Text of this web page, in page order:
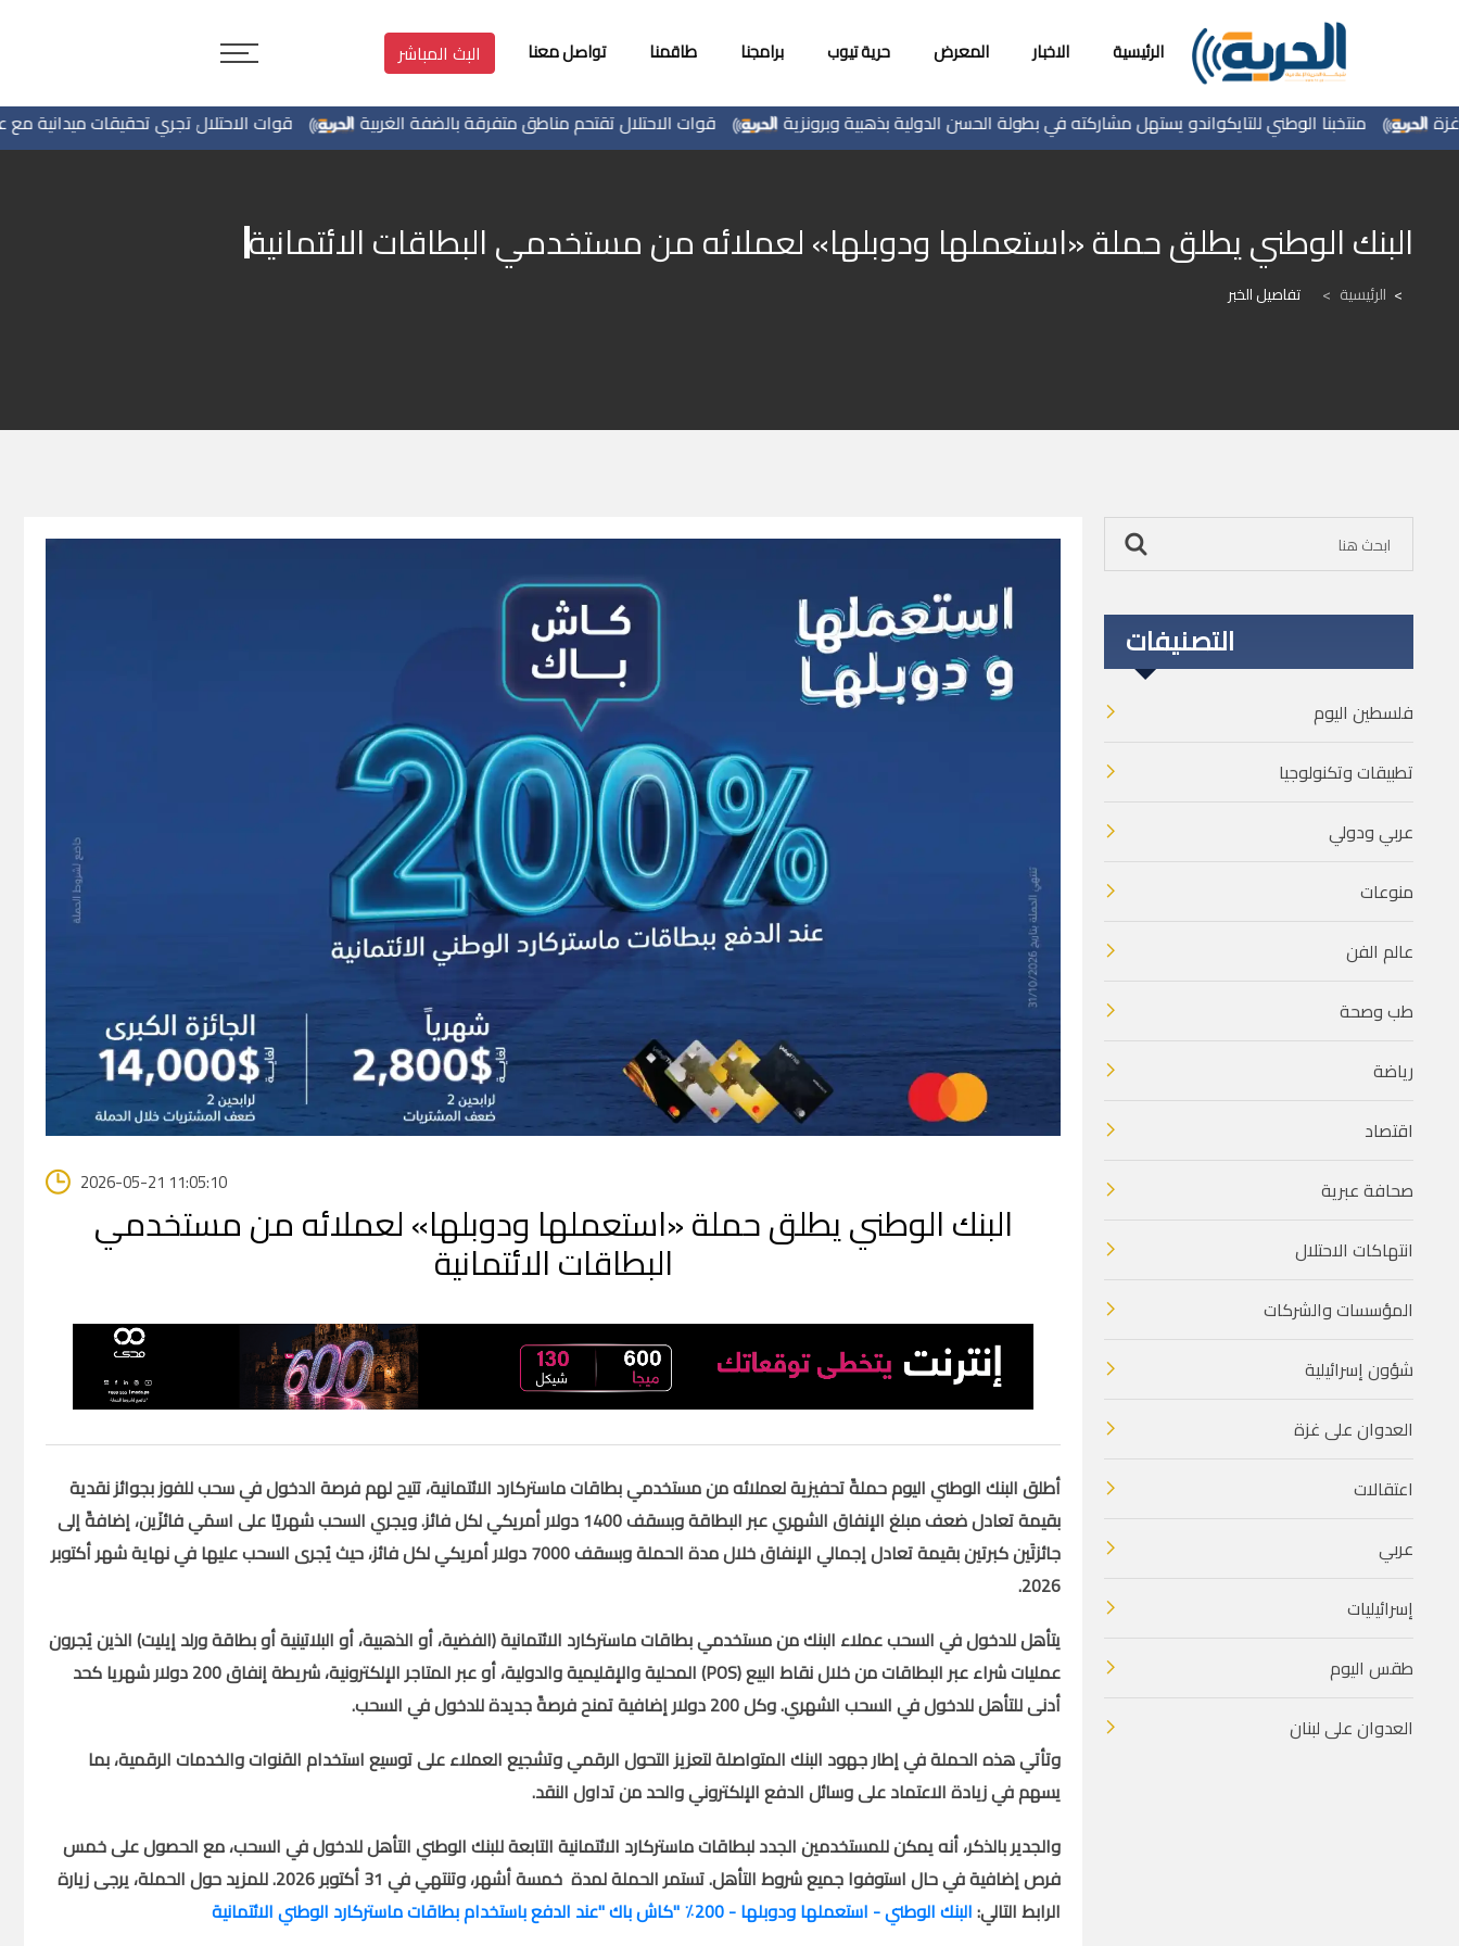
الرئيسية الاخبار المعرض حرية تيوب برامجنا طاقمنا تواصل معنا البث المباشر
قوات الاحتلال تجري تحقيقات ميدانية مع قوات الاحتلال تقتحم مناطق متفرقة بالضفة الغربية منتخبنا الوطني للتايكواندو يستهل مشاركته في بطولة الحسن الدولية بذهبية وبرونزية
البنك الوطني يطلق حملة «استعملها ودوبلها» لعملائه من مستخدمي البطاقات الائتمانية
الرئيسية > تفاصيل الخبر
2026-05-21 11:05:10
البنك الوطني يطلق حملة «استعملها ودوبلها» لعملائه من مستخدمي
البطاقات الائتمانية
أطلق البنك الوطني اليوم حملةً تحفيزية لعملائه من مستخدمي بطاقات ماستركارد الائتمانية، تتيح لهم فرصة الدخول في سحب للفوز بجوائز نقدية
بقيمة تعادل ضعف مبلغ الإنفاق الشهري عبر البطاقة وبسقف 1400 دولار أمريكي لكل فائز. ويجري السحب شهريًا على اسمَي فائزَين، إضافةً إلى
جائزتَين كبرتين بقيمة تعادل إجمالي الإنفاق خلال مدة الحملة وبسقف 7000 دولار أمريكي لكل فائز، حيث يُجرى السحب عليها في نهاية شهر أكتوبر
2026.
يتأهل للدخول في السحب عملاء البنك من مستخدمي بطاقات ماستركارد الائتمانية (الفضية، أو الذهبية، أو البلاتينية أو بطاقة ورلد إيليت) الذين يُجرون
عمليات شراء عبر البطاقات من خلال نقاط البيع(POS)
المحلية والإقليمية والدولية، أو عبر المتاجر الإلكترونية، شريطة إنفاق 200 دولار شهريا كحد
أدنى للتأهل للدخول في السحبالشهري. وكل 200 دولار إضافية تمنح فرصةً جديدة للدخول في السحب.
وتأتي هذه الحملة في إطار جهود البنك المتواصلة لتعزيز التحول الرقمي وتشجيع العملاء على توسيع استخدام القنوات والخدمات الرقمية، بما
يسهم في زيادة الاعتماد على وسائل الدفع الإلكتروني والحد من تداول النقد.
والجدير بالذكر، أنه يمكن للمستخدمين الجدد لبطاقات ماستركارد الائتمانية التابعة للبنك الوطني التأهل للدخول في السحب، مع الحصول على خمس
فرص إضافية في حال استوفوا جميع شروط التأهل.تستمر الحملة لمدة خمسة أشهر، وتنتهي في 31 أكتوبر 2026.
للمزيد حول الحملة، يرجى زيارة
الرابط التالي:البنك الوطني - استعملها ودوبلها - 200٪؜ "كاش باك"عند الدفع باستخدام بطاقات ماستركارد الوطني الائتمانية
التصنيفات
فلسطين اليوم
تطبيقات وتكنولوجيا
عربي ودولي
منوعات
عالم الفن
طب وصحة
رياضة
اقتصاد
صحافة عبرية
انتهاكات الاحتلال
المؤسسات والشركات
شؤون إسرائيلية
العدوان على غزة
اعتقالات
عربي
إسرائيليات
طقس اليوم
العدوان على لبنان